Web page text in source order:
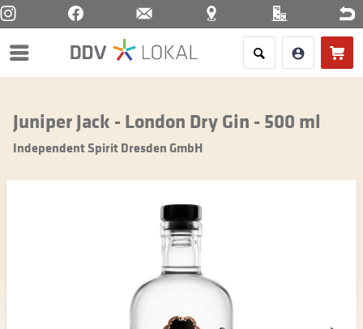
Menü
Juniper Jack - London Dry Gin - 500 ml
Independent Spirit Dresden GmbH